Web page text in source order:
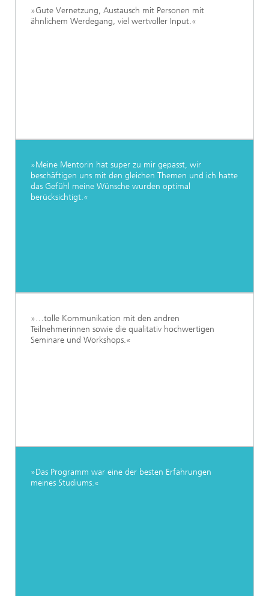
»Gute Vernetzung, Austausch mit Personen mit
ähnlichem Werdegang, viel wertvoller Input.«
»Meine Mentorin hat super zu mir gepasst, wir
beschäftigen uns mit den gleichen Themen und ich hatte
das Gefühl meine Wünsche wurden optimal
berücksichtigt.«
»…tolle Kommunikation mit den andren
Teilnehmerinnen sowie die qualitativ hochwertigen
Seminare und Workshops.«
»Das Programm war eine der besten Erfahrungen
meines Studiums.«